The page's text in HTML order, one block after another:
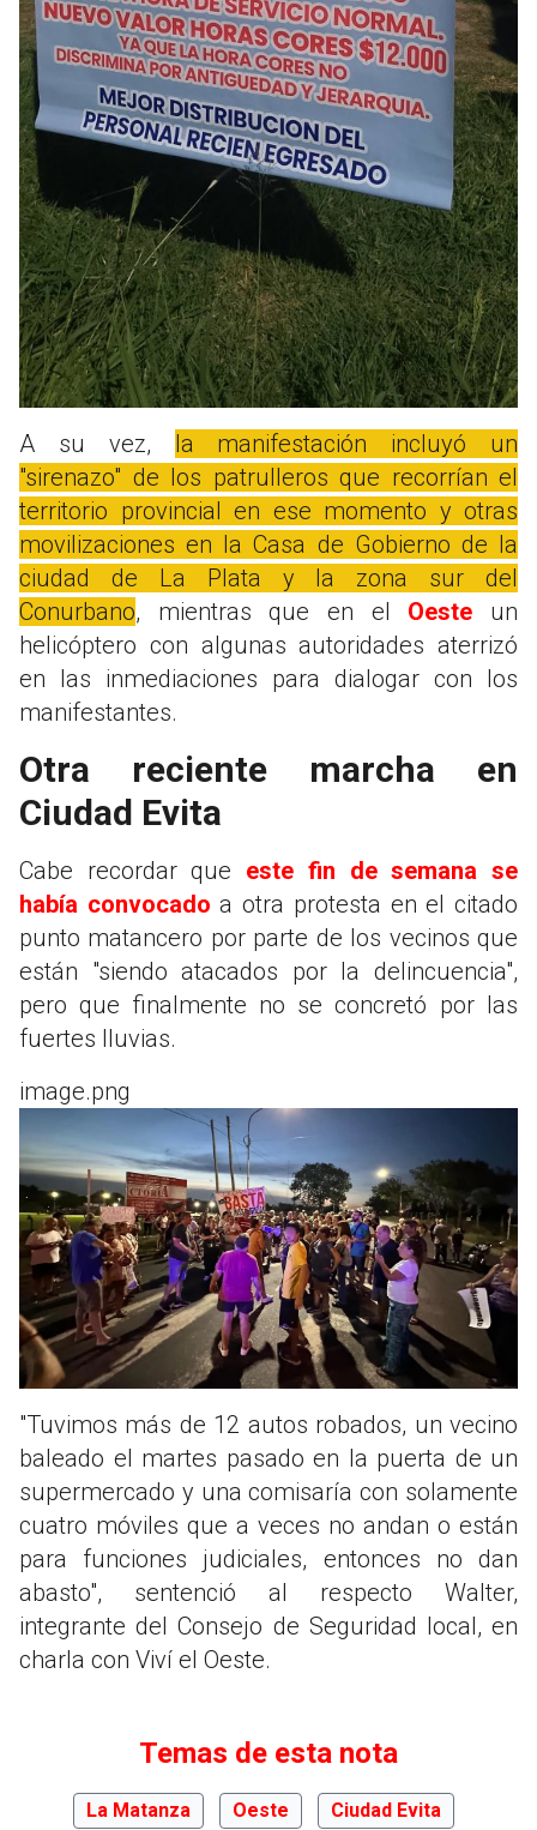
A su vez, la manifestación incluyó un
"sirenazo" de los patrulleros que recorrían el
territorio provincial en ese momento y otras
movilizaciones en la Casa de Gobierno de la
ciudad de La Plata y la zona sur del
Conurbano, mientras que en el Oeste un
helicóptero con algunas autoridades aterrizó
en las inmediaciones para dialogar con los
manifestantes.
Otra reciente marcha en
Ciudad Evita
Cabe recordar que este fin de semana se
había convocado a otra protesta en el citado
punto matancero por parte de los vecinos que
están "siendo atacados por la delincuencia",
pero que finalmente no se concretó por las
fuertes lluvias.
image.png
"Tuvimos más de 12 autos robados, un vecino
baleado el martes pasado en la puerta de un
supermercado y una comisaría con solamente
cuatro móviles que a veces no andan o están
para funciones judiciales, entonces no dan
abasto", sentenció al respecto Walter,
integrante del Consejo de Seguridad local, en
charla con Viví el Oeste.
Temas de esta nota
La Matanza Oeste Ciudad Evita